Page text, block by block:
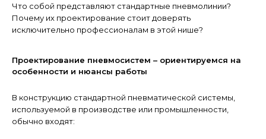
Что собой представляют стандартные пневмолинии?
Почему их проектирование стоит доверять
исключительно профессионалам в этой нише?
Проектирование пневмосистем – ориентируемся на
особенности и нюансы работы
В конструкцию стандартной пневматической системы,
используемой в производстве или промышленности,
обычно входят: